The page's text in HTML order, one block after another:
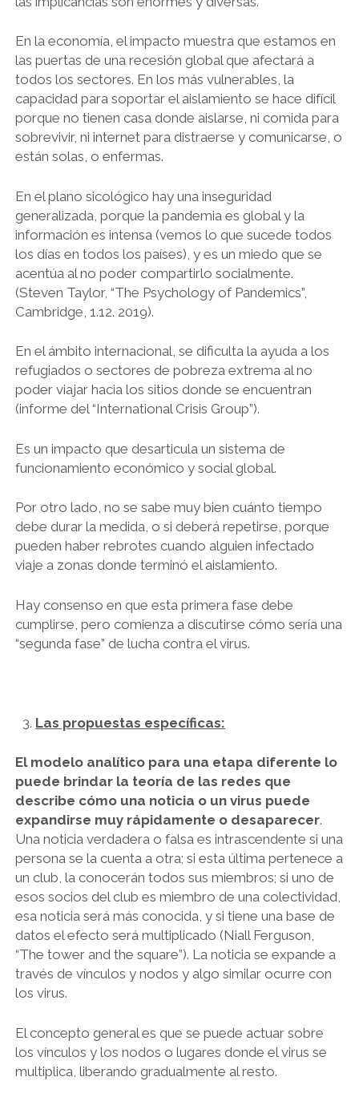
En la economía, el impacto muestra que estamos en
las puertas de una recesión global que afectará a
todos los sectores. En los más vulnerables, la
capacidad para soportar el aislamiento se hace difícil
porque no tienen casa donde aislarse, ni comida para
sobrevivir, ni internet para distraerse y comunicarse, o
están solas, o enfermas.
En el plano sicológico hay una inseguridad
generalizada, porque la pandemia es global y la
información es intensa (vemos lo que sucede todos
los días en todos los países), y es un miedo que se
acentúa al no poder compartirlo socialmente.
(Steven Taylor, “The Psychology of Pandemics”,
Cambridge, 1.12. 2019).
En el ámbito internacional, se dificulta la ayuda a los
refugiados o sectores de pobreza extrema al no
poder viajar hacia los sitios donde se encuentran
(informe del “International Crisis Group”).
Es un impacto que desarticula un sistema de
funcionamiento económico y social global.
Por otro lado, no se sabe muy bien cuánto tiempo
debe durar la medida, o si deberá repetirse, porque
pueden haber rebrotes cuando alguien infectado
viaje a zonas donde terminó el aislamiento.
Hay consenso en que esta primera fase debe
cumplirse, pero comienza a discutirse cómo sería una
“segunda fase” de lucha contra el virus.
Las propuestas específicas:
El modelo analítico para una etapa diferente lo
puede brindar la teoría de las redes que
describe cómo una noticia o un virus puede
expandirse muy rápidamente o desaparecer.
Una noticia verdadera o falsa es intrascendente si una
persona se la cuenta a otra; si esta última pertenece a
un club, la conocerán todos sus miembros; si uno de
esos socios del club es miembro de una colectividad,
esa noticia será más conocida, y si tiene una base de
datos el efecto será multiplicado (Niall Ferguson,
“The tower and the square”). La noticia se expande a
través de vínculos y nodos y algo similar ocurre con
los virus.
El concepto general es que se puede actuar sobre
los vínculos y los nodos o lugares donde el virus se
multiplica, liberando gradualmente al resto.